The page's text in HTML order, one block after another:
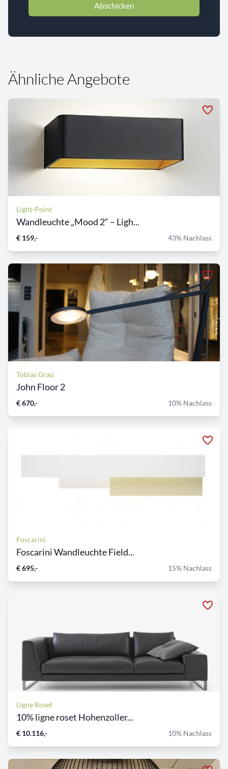
Abschicken
Ähnliche Angebote
Light-Point
Wandleuchte „Mood 2“ – Ligh...
€ 159,- 43% Nachlass
Tobias Grau
John Floor 2
€ 670,- 10% Nachlass
Foscarini
Foscarini Wandleuchte Field...
€ 695,- 15% Nachlass
Ligne Roset
10% ligne roset Hohenzoller...
€ 10.116,- 10% Nachlass